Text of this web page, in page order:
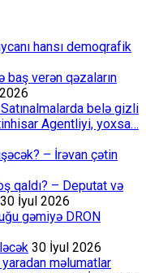
hansı demoqrafik
baş verən qəzaların
Satınalmalarda belə gizli
Agentliyi, yoxsa…
– İrəvan çətin
qaldı? – Deputat və
30 İyul 2026
gəmiyə DRON
30 İyul 2026
məlumatlar